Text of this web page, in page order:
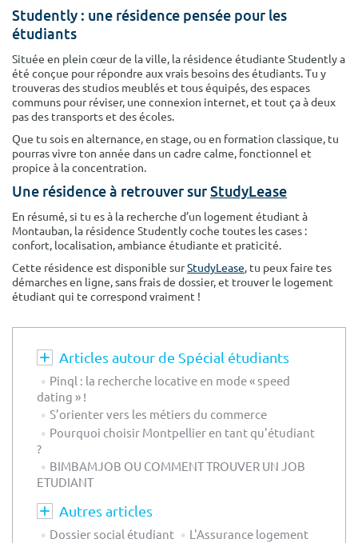
Studently : une résidence pensée pour les
étudiants
Située en plein cœur de la ville, la résidence étudiante Studently a
été conçue pour répondre aux vrais besoins des étudiants. Tu y
trouveras des studios meublés et tous équipés, des espaces
communs pour réviser, une connexion internet, et tout ça à deux
pas des transports et des écoles.
Que tu sois en alternance, en stage, ou en formation classique, tu
pourras vivre ton année dans un cadre calme, fonctionnel et
propice à la concentration.
Une résidence à retrouver surStudyLease
En résumé, si tu es à la recherche d’un logement étudiant à
Montauban, la résidence Studently coche toutes les cases :
confort, localisation, ambiance étudiante et praticité.
Cette résidence est disponible surStudyLease, tu peux faire tes
démarches en ligne, sans frais de dossier, et trouver le logement
étudiant qui te correspond vraiment !
Articles autour de Spécial étudiants
Pinql : la recherche locative en mode « speed
dating » !
S’orienter vers les métiers du commerce
Pourquoi choisir Montpellier en tant qu'étudiant
?
BIMBAMJOB OU COMMENT TROUVER UN JOB
ETUDIANT
Autres articles
Dossier social étudiant
L'Assurance logement